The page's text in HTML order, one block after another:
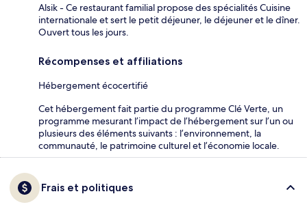
Alsik - Ce restaurant familial propose des spécialités Cuisine
internationale et sert le petit déjeuner, le déjeuner et le dîner.
Ouvert tous les jours.
Récompenses et affiliations
Hébergement écocertifié
Cet hébergement fait partie du programme Clé Verte, un
programme mesurant l’impact de l’hébergement sur l’un ou
plusieurs des éléments suivants : l’environnement, la
communauté, le patrimoine culturel et l’économie locale.
Frais et politiques